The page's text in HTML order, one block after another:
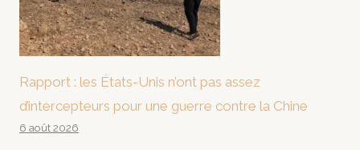
Rapport : les États-Unis n’ont pas assez
d’intercepteurs pour une guerre contre la Chine
6 août 2026